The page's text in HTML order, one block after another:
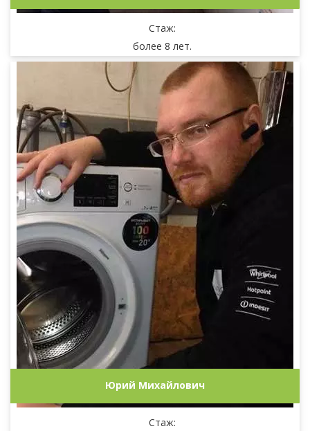
Стаж:
более 8 лет.
Юрий Михайлович
Стаж: